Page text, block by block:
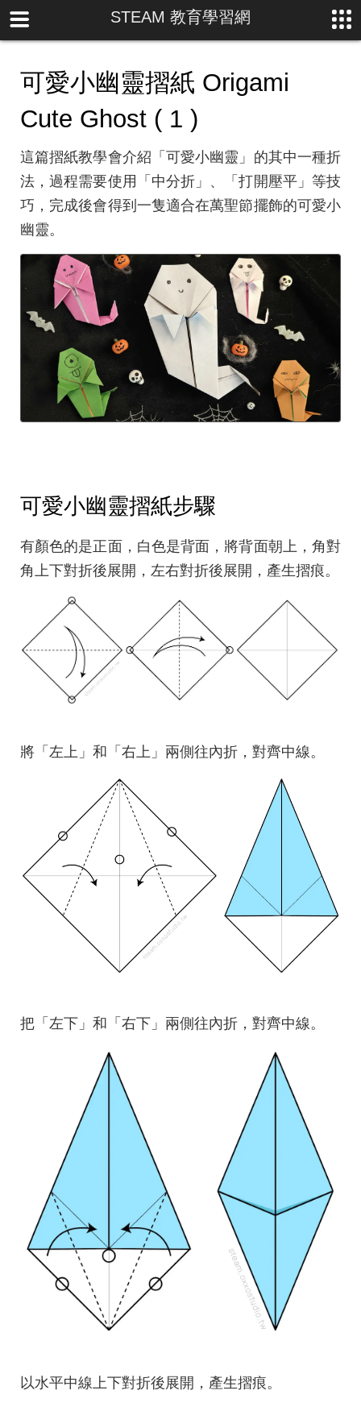
STEAM 教育學習網
可愛小幽靈摺紙 Origami
Cute Ghost ( 1 )
這篇摺紙教學會介紹「可愛小幽靈」的其中一種折
法，過程需要使用「中分折」、「打開壓平」等技
巧，完成後會得到一隻適合在萬聖節擺飾的可愛小
幽靈。
可愛小幽靈摺紙步驟
有顏色的是正面，白色是背面，將背面朝上，角對
角上下對折後展開，左右對折後展開，產生摺痕。
將「左上」和「右上」兩側往內折，對齊中線。
把「左下」和「右下」兩側往內折，對齊中線。
以水平中線上下對折後展開，產生摺痕。